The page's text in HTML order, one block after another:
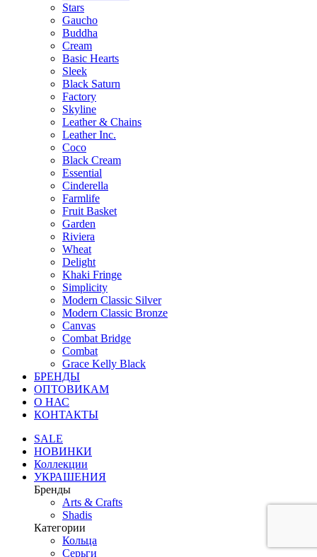
Stars
Gaucho
Buddha
Cream
Basic Hearts
Sleek
Black Saturn
Factory
Skyline
Leather & Chains
Leather Inc.
Coco
Black Cream
Essential
Cinderella
Farmlife
Fruit Basket
Garden
Riviera
Wheat
Delight
Khaki Fringe
Simplicity
Modern Classic Silver
Modern Classic Bronze
Canvas
Combat Bridge
Combat
Grace Kelly Black
БРЕНДЫ
ОПТОВИКАМ
О НАС
КОНТАКТЫ
SALE
НОВИНКИ
Коллекции
УКРАШЕНИЯ
Бренды
Аrts & Сrafts
Shadis
Категории
Кольца
Серьги